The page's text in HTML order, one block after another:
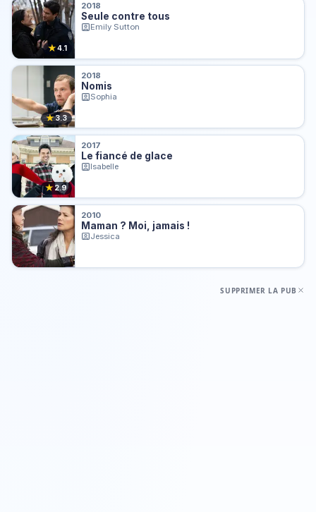
★4.1
2018
Seule contre tous
Emily Sutton
★3.3
2018
Nomis
Sophia
★2.9
2017
Le fiancé de glace
Isabelle
2010
Maman ? Moi, jamais !
Jessica
SUPPRIMER LA PUB